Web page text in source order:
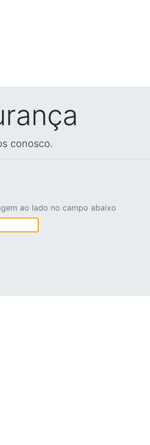
conosco.
ao lado no campo abaixo